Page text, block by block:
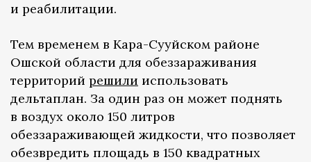
и реабилитации.
Тем временем в Кара-Сууйском районе
Ошской области для обеззараживания
территорий решили использовать
дельтаплан. За один раз он может поднять
в воздух около 150 литров
обеззараживающей жидкости, что позволяет
обезвредить площадь в 150 квадратных